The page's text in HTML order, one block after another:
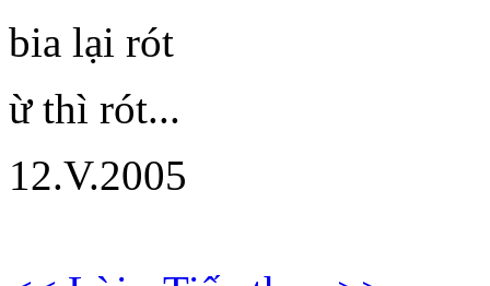
bia lại rót
ừ thì rót...
12.V.2005